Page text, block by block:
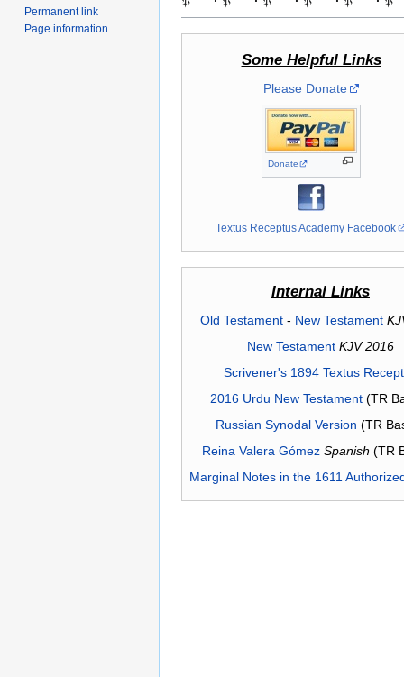
Some Helpful Links
Please Donate
Donate
Textus Receptus Academy Facebook
Internal Links
Old Testament- New Testament
New Testament KJV 2016
Scrivener's 1894 Textus
2016 Urdu New Testament(TR
Russian Synodal Version (TR
Reina Valera Gómez Spanish (TR
Marginal Notes in the 1611
Permanent link
Page information